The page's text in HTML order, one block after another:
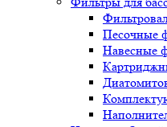
Песочные
Навесные